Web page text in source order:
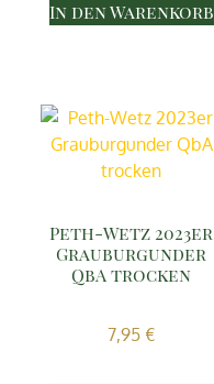
In den Warenkorb
Peth-Wetz 2023er
Grauburgunder
QbA trocken
7,95 €